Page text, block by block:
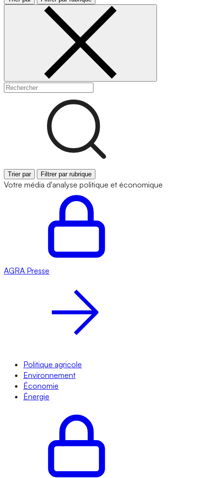
Trier par Filtrer par rubrique
Votre média d'analyse politique et économique
AGRA Presse
Politique agricole
Environnement
Économie
Énergie